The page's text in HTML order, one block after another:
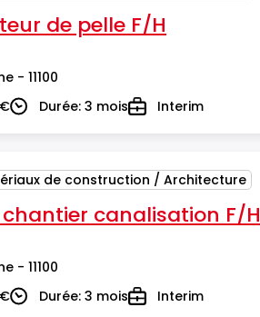
de pelle F/H
- 11100
DuréeDurée: 3 moisTypeInterim
de construction / Architecture
canalisation F/H
- 11100
DuréeDurée: 3 moisTypeInterim